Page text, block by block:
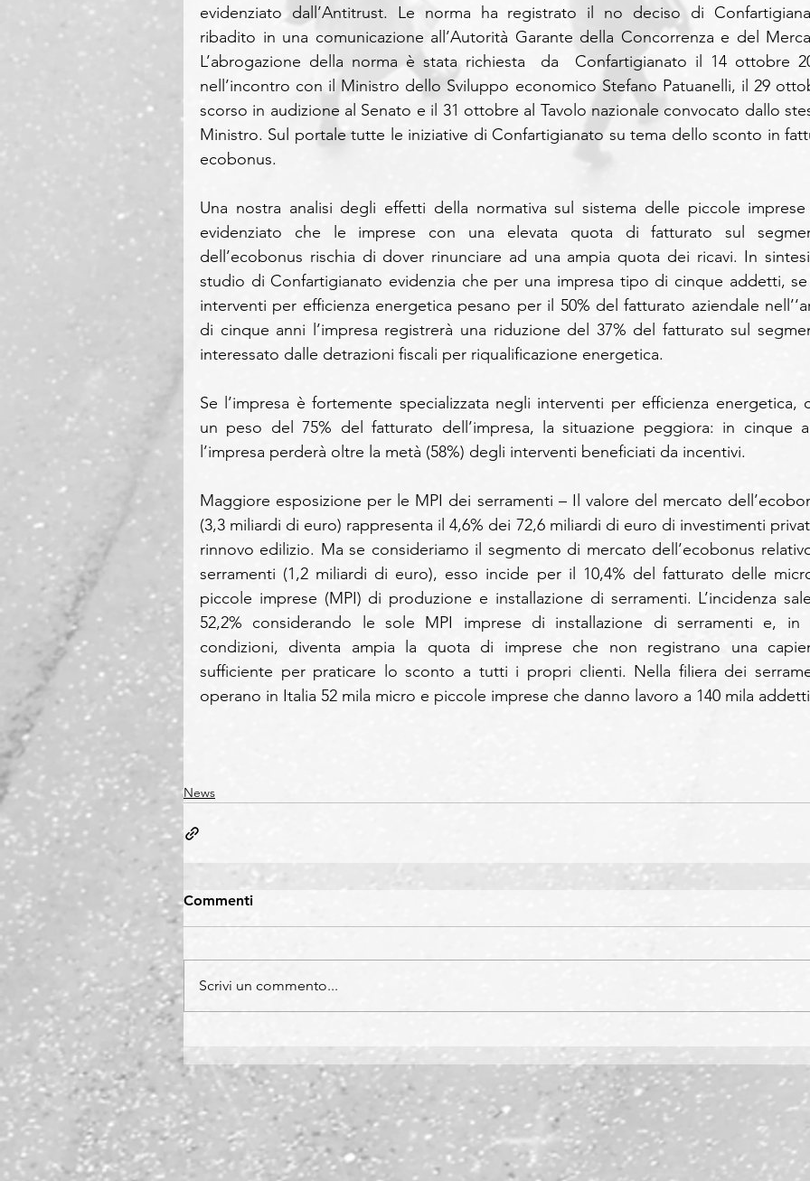
evidenziato dall’Antitrust. Le norma ha registrato il no deciso di
ribadito in una comunicazione all’Autorità Garante della Concorrenza e del
L’abrogazione della norma è stata richiesta  da  Confartigianato il 14 ottobre
nell’incontro con il Ministro dello Sviluppo economico Stefano Patuanelli, il 29
scorso in audizione al Senato e il 31 ottobre al Tavolo nazionale convocato dallo
Ministro. Sul portale tutte le iniziative di Confartigianato su tema dello sconto in
ecobonus.
Una nostra analisi degli effetti della normativa sul sistema delle piccole imprese
evidenziato che le imprese con una elevata quota di fatturato sul
dell’ecobonus rischia di dover rinunciare ad una ampia quota dei ricavi. In
studio di Confartigianato evidenzia che per una impresa tipo di cinque addetti,
interventi per efficienza energetica pesano per il 50% del fatturato aziendale
di cinque anni l’impresa registrerà una riduzione del 37% del fatturato sul
interessato dalle detrazioni fiscali per riqualificazione energetica.
Se l’impresa è fortemente specializzata negli interventi per efficienza energetica,
un peso del 75% del fatturato dell’impresa, la situazione peggiora: in cinque
l’impresa perderà oltre la metà (58%) degli interventi beneficiati da incentivi.
Maggiore esposizione per le MPI dei serramenti – Il valore del mercato
(3,3 miliardi di euro) rappresenta il 4,6% dei 72,6 miliardi di euro di investimenti
rinnovo edilizio. Ma se consideriamo il segmento di mercato dell’ecobonus
serramenti (1,2 miliardi di euro), esso incide per il 10,4% del fatturato delle
piccole imprese (MPI) di produzione e installazione di serramenti. L’incidenza
52,2% considerando le sole MPI imprese di installazione di serramenti e, in
condizioni, diventa ampia la quota di imprese che non registrano una
sufficiente per praticare lo sconto a tutti i propri clienti. Nella filiera dei
operano in Italia 52 mila micro e piccole imprese che danno lavoro a 140 mila
News
Commenti
Scrivi un commento...